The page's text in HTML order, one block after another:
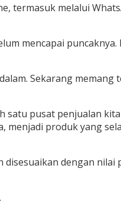
termasuk melalui
mencapai
Sekarang
satu pusat penjualan
menjadi produk yang
dengan nilai